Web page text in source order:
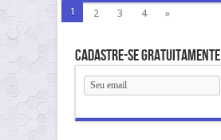
1 2 3 4 »
Cadastre-se gratuitamente